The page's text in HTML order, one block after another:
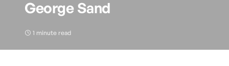
George Sand
1 minute read